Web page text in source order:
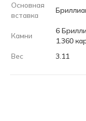
Основная
вставка
Камни
6
1.360
Вес
3.11